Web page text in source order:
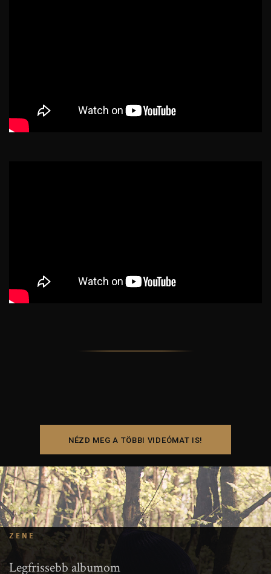
NÉZD MEG A TÖBBI VIDEÓMAT IS!
ZENE
Legfrissebb albumom